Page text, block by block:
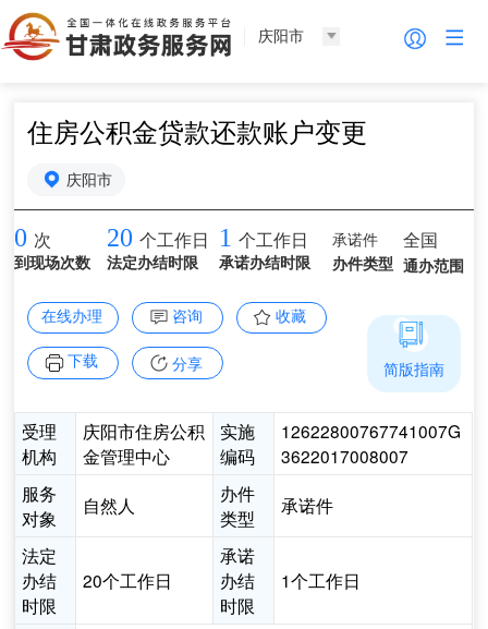
庆阳市
住房公积金贷款还款账户变更
庆阳市
0 次
到现场次数
20 个工作日
法定办结时限
1 个工作日
承诺办结时限
承诺件
办件类型
全国
通办范围
在线办理 咨询 收藏
下载 分享
受理
机构
庆阳市住房公积
金管理中心
实施
编码
12622800767741007G
3622017008007
服务
对象
自然人
办件
类型
承诺件
法定
办结
时限
20个工作日
承诺
办结
时限
1个工作日
简版指南